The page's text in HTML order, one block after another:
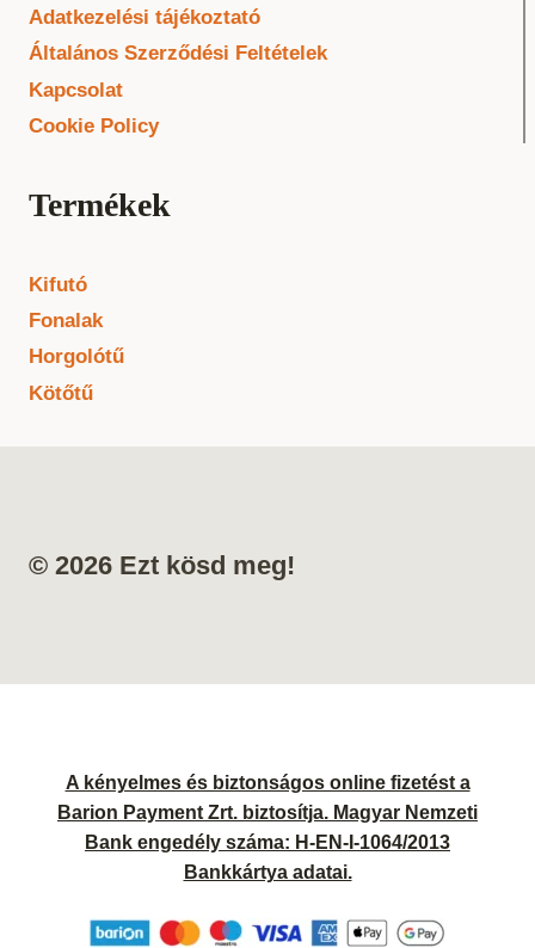
Adatkezelési tájékoztató
Általános Szerződési Feltételek
Kapcsolat
Cookie Policy
Termékek
Kifutó
Fonalak
Horgolótű
Kötőtű
© 2026 Ezt kösd meg!
A kényelmes és biztonságos online fizetést a
Barion Payment Zrt. biztosítja. Magyar Nemzeti
Bank engedély száma: H-EN-I-1064/2013
Bankkártya adatai.